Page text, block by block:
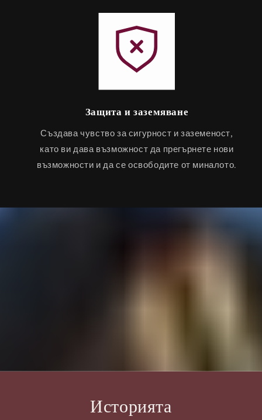
Защита и заземяване
Създава чувство за сигурност и заземеност,
като ви дава възможност да прегърнете нови
възможности и да се освободите от миналото.
Историята